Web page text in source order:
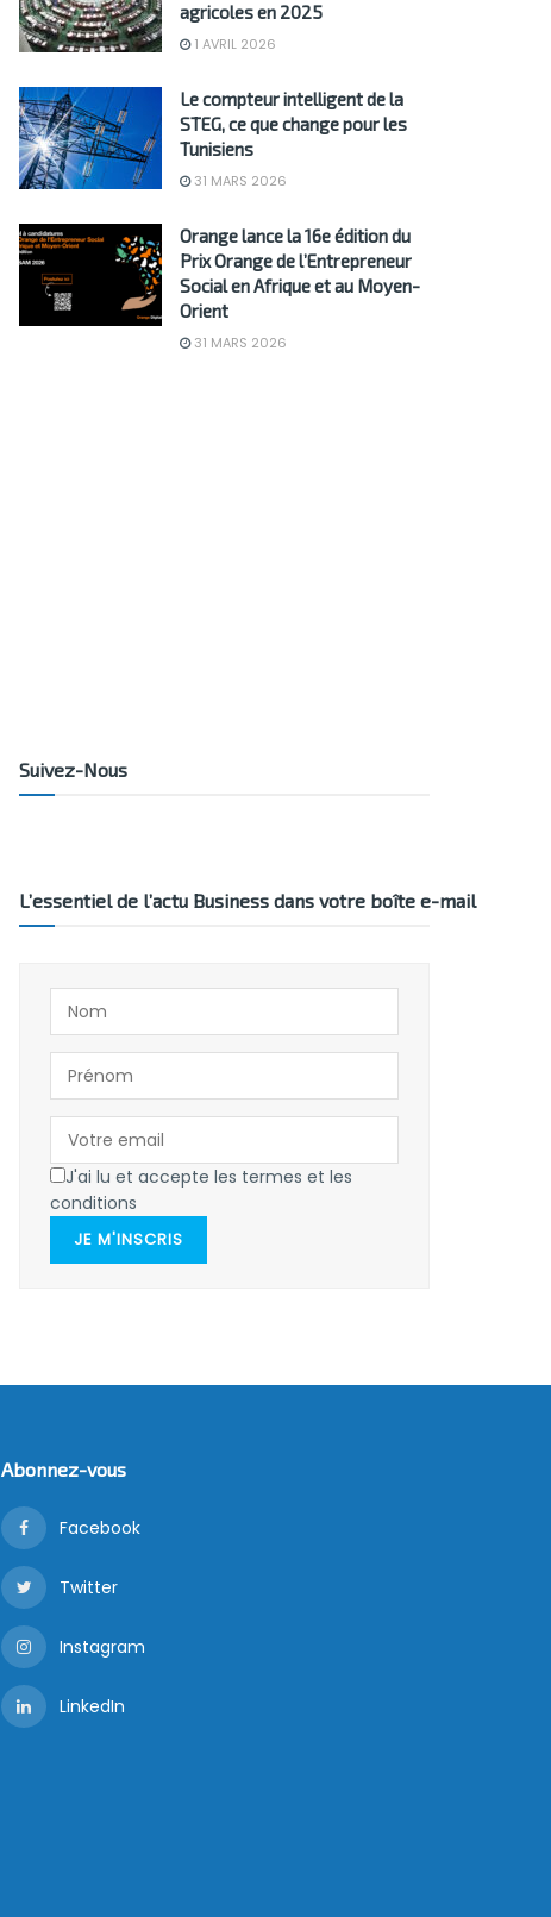
agricoles en 2025
1 AVRIL 2026
Le compteur intelligent de la
STEG, ce que change pour les
Tunisiens
31 MARS 2026
Orange lance la 16e édition du
Prix Orange de l’Entrepreneur
Social en Afrique et au Moyen-
Orient
31 MARS 2026
Suivez-Nous
L’essentiel de l’actu Business dans votre boîte e-mail
J'ai lu et accepte les termes et les
conditions
JE M'INSCRIS
Abonnez-vous
Facebook
Twitter
Instagram
LinkedIn